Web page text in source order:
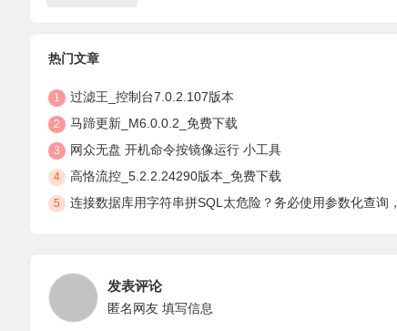
热门文章
1 过滤王_控制台7.0.2.107版本
2 马蹄更新_M6.0.0.2_免费下载
3 网众无盘 开机命令按镜像运行 小工具
4 高恪流控_5.2.2.24290版本_免费下载
5 连接数据库用字符串拼SQL太危险？务必使用参数化查询，安全防注入
发表评论
匿名网友 填写信息